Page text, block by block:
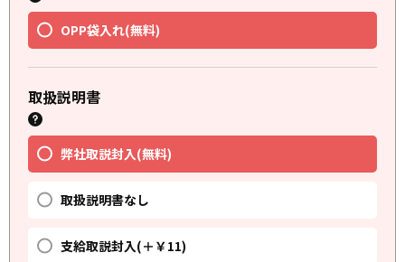
OPP袋入れ(無料)
取扱説明書
弊社取説封入(無料)
取扱説明書なし
支給取説封入(＋￥11)